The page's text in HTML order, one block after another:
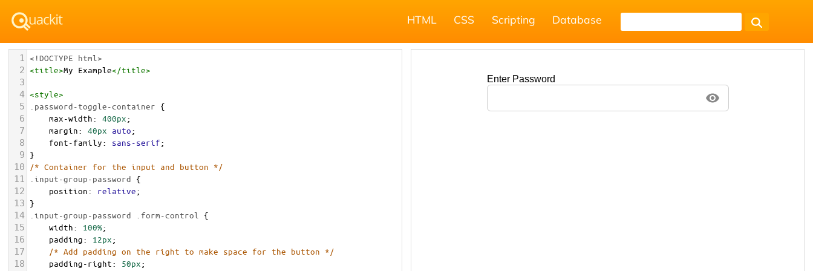
HTML CSS Scripting Database
1 <!DOCTYPE html>
2 <title>My Example</title>
3
4 <style>
5 .password-toggle-container {
6 max-width: 400px;
7 margin: 40px auto;
8 font-family: sans-serif;
9 }
10 /* Container for the input and button */
11 .input-group-password {
12 position: relative;
13 }
14 .input-group-password .form-control {
15 width: 100%;
16 padding: 12px;
17 /* Add padding on the right to make space for the button */
18 padding-right: 50px;